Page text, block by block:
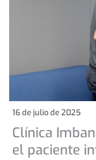
16 de julio de 2025
Clínica
el paciente